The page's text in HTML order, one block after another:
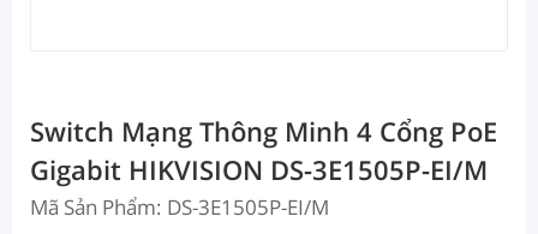
Switch Mạng Thông Minh 4 Cổng PoE
Gigabit HIKVISION DS-3E1505P-EI/M
Mã Sản Phẩm: DS-3E1505P-EI/M